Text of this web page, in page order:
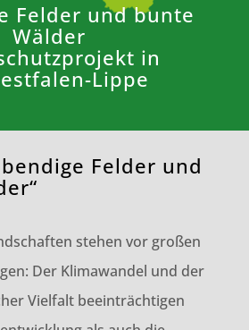
Felder und bunte
Wälder
in
Lippe
Felder und
stehen vor großen
Der Klimawandel und der
Vielfalt beeinträchtigen